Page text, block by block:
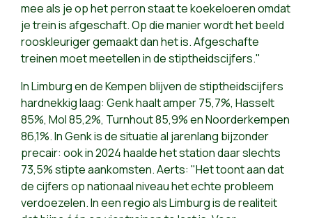
mee als je op het perron staat te koekeloeren omdat
je trein is afgeschaft. Op die manier wordt het beeld
rooskleuriger gemaakt dan het is. Afgeschafte
treinen moet meetellen in de stiptheidscijfers."
In Limburg en de Kempen blijven de stiptheidscijfers
hardnekkig laag: Genk haalt amper 75,7%, Hasselt
85%, Mol 85,2%, Turnhout 85,9% en Noorderkempen
86,1%. In Genk is de situatie al jarenlang bijzonder
precair: ook in 2024 haalde het station daar slechts
73,5% stipte aankomsten. Aerts: "Het toont aan dat
de cijfers op nationaal niveau het echte probleem
verdoezelen. In een regio als Limburg is de realiteit